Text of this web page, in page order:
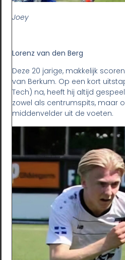
Joey
Lorenz van den Berg
Deze 20 jarige, makkelijk
van Berkum. Op een kort
Tech) na, heeft hij altijd
zowel als centrumspits, maar
middenvelder uit de voeten.